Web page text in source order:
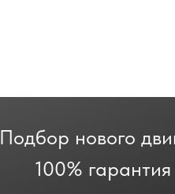
Подбор нового
100%